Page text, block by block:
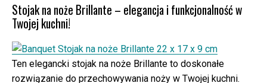
Stojak na noże Brillante – elegancja i funkcjonalność w
Twojej kuchni!
Ten elegancki stojak na noże Brillante to doskonałe
rozwiązanie do przechowywania noży w Twojej kuchni.